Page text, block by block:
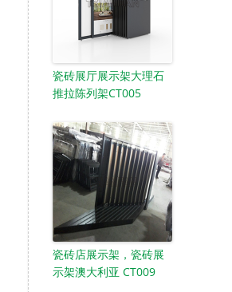
瓷砖展厅展示架大理石
推拉陈列架CT005
瓷砖店展示架，瓷砖展
示架澳大利亚 CT009